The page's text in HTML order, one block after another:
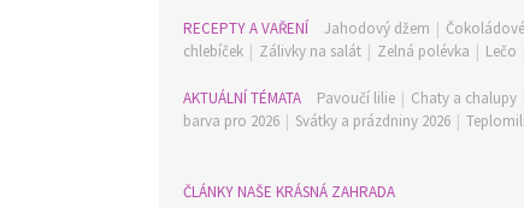
RECEPTY A VAŘENÍ Jahodový džem |
chlebíček | Zálivky na salát | Zelná polévka | Lečo
AKTUÁLNÍ TÉMATA Pavoučí lilie | Chaty a chalupy
barva pro 2026 | Svátky a prázdniny 2026 |
ČLÁNKY NAŠE KRÁSNÁ ZAHRADA